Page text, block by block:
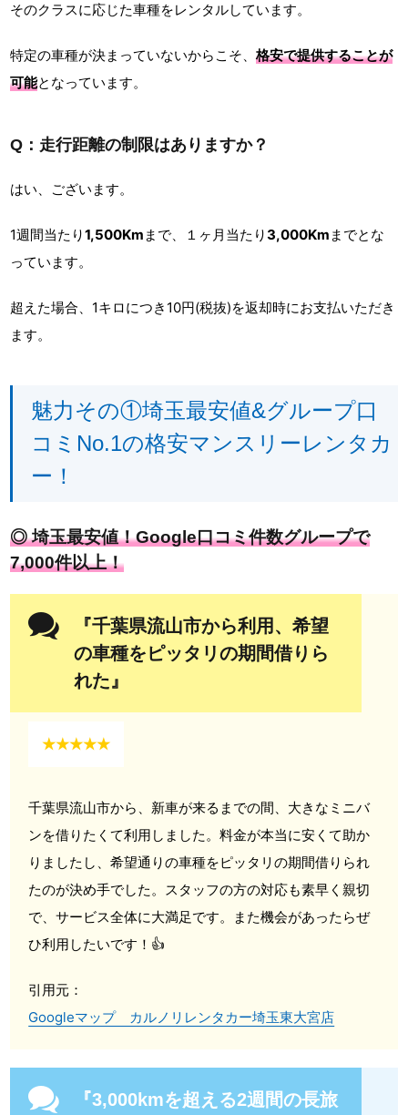
そのクラスに応じた車種をレンタルしています。
特定の車種が決まっていないからこそ、格安で提供することが
可能となっています。
Q：走行距離の制限はありますか？
はい、ございます。
1週間当たり1,500Km まで、１ヶ月当たり3,000Km までとな
っています。
超えた場合、1キロにつき10円(税抜)を返却時にお支払いただき
ます。
魅力その①埼玉最安値&グループ口
コミNo.1の格安マンスリーレンタカ
ー！
◎ 埼玉最安値！Google口コミ件数グループで
7,000件以上！
『千葉県流山市から利用、希望
の車種をピッタリの期間借りら
れた』
★★★★★
千葉県流山市から、新車が来るまでの間、大きなミニバ
ンを借りたくて利用しました。料金が本当に安くて助か
りましたし、希望通りの車種をピッタリの期間借りられ
たのが決め手でした。スタッフの方の対応も素早く親切
で、サービス全体に大満足です。また機会があったらぜ
ひ利用したいです！👍
引用元：
Googleマップ カルノリレンタカー埼玉東大宮店
『3,000kmを超える2週間の長旅